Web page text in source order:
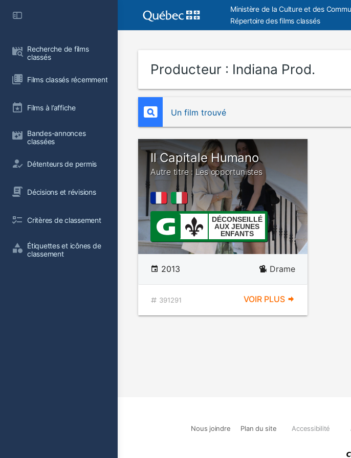
Recherche de films
classés
Films classés récemment
Films à l’affiche
Bandes-annonces
classées
Détenteurs de permis
Décisions et révisions
Critères de classement
Étiquettes et icônes de
classement
Ministère de la Culture et des
Répertoire des films classés
Producteur : Indiana Prod.
Un film trouvé
Il Capitale Humano
Autre titre : Les opportunistes
DÉCONSEILLÉ
AUX JEUNES
ENFANTS
2013 Drame
391291 VOIR PLUS
Nous joindre Plan du site Accessibilité